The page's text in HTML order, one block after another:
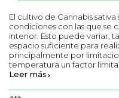
El cultivo de Cannabis
condiciones con las que se
interior. Esto puede variar,
espacio suficiente para
principalmente por
temperatura un factor
Leer más